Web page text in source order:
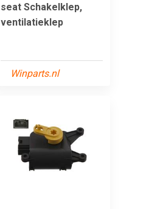
seat Schakelklep,
ventilatieklep
Winparts.nl